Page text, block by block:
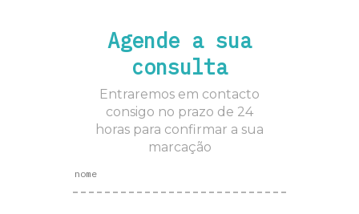
Agende a sua
consulta
Entraremos em contacto
consigo no prazo de 24
horas para confirmar a sua
marcação